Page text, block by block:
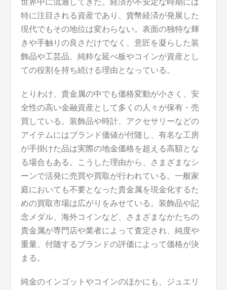
特に注目される資産であり、貨幣経済が発展した
現代でもその地位は変わらない。表面の独特な輝
きや手触りの良さだけでなく、意匠を凝らした装
飾品や工芸品、純粋な延べ板やコインが資産とし
ての役割を持ち続ける理由となっている。
とりわけ、貴金属の中でも価格変動が小さく、安
全性の高い金融資産として多くの人々が保有・売
買している。装飾品や時計、アクセサリーなどの
アイテムにはブランド価値が付随し、有名な工房
が手掛けた品は実際の地金価格を超える高額とな
る場合もある。こうした理由から、さまざまなシ
ーンで活発に売買や買取が行われている。一般家
庭においても不要となった貴金属を現金化するた
めの買取市場は広がりをみせている。装飾品や記
念メダル、海外コインなど、さまざまなかたちの
貴金属が専門店や業者によって査定され、純度や
重量、付随するブランドの評価によって価格が決
まる。
純金のインゴットやコインのほかにも、ジュエリ